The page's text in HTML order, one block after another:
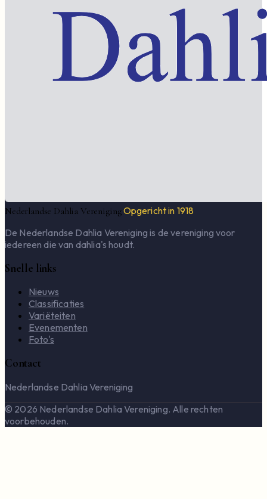
Nederlandse Dahlia VerenigingOpgericht in 1918
De Nederlandse Dahlia Vereniging is de vereniging voor
iedereen die van dahlia's houdt.
Snelle links
Nieuws
Classificaties
Variëteiten
Evenementen
Foto's
Contact
Nederlandse Dahlia Vereniging
© 2026 Nederlandse Dahlia Vereniging. Alle rechten
voorbehouden.